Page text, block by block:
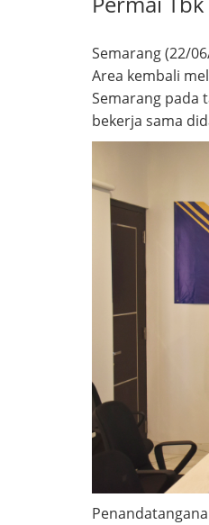
Semarang (22/
Area kembali
Semarang pada
bekerja sama